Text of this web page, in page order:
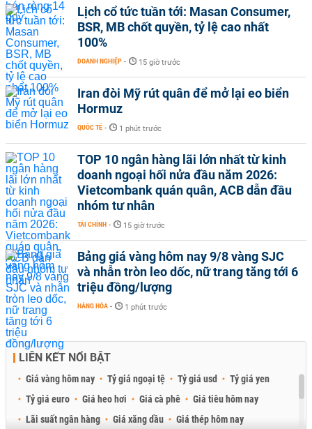
Lịch cổ tức tuần tới: Masan Consumer,
BSR, MB chốt quyền, tỷ lệ cao nhất
100%
DOANH NGHIỆP - 15 giờ trước
Iran đòi Mỹ rút quân để mở lại eo biển
Hormuz
QUỐC TẾ - 1 phút trước
TOP 10 ngân hàng lãi lớn nhất từ kinh
doanh ngoại hối nửa đầu năm 2026:
Vietcombank quán quân, ACB dẫn đầu
nhóm tư nhân
TÀI CHÍNH - 15 giờ trước
Bảng giá vàng hôm nay 9/8 vàng SJC
và nhẫn tròn leo dốc, nữ trang tăng tới 6
triệu đồng/lượng
HÀNG HÓA - 1 phút trước
LIÊN KẾT NỔI BẬT
Giá vàng hôm nay Tỷ giá ngoại tệ Tỷ giá usd
Tỷ giá yen
Tỷ giá euro
Giá heo hơi Giá cà phê
Giá tiêu hôm nay
Lãi suất ngân hàng
Giá xăng dầu Giá thép hôm nay